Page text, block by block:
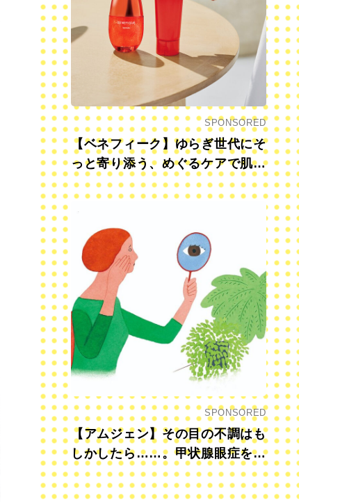
SPONSORED
【ベネフィーク】ゆらぎ世代にそ
っと寄り添う、めぐるケアで肌も
心も前向きに
SPONSORED
【アムジェン】その目の不調はも
しかしたら……。甲状腺眼症を知
っていますか？